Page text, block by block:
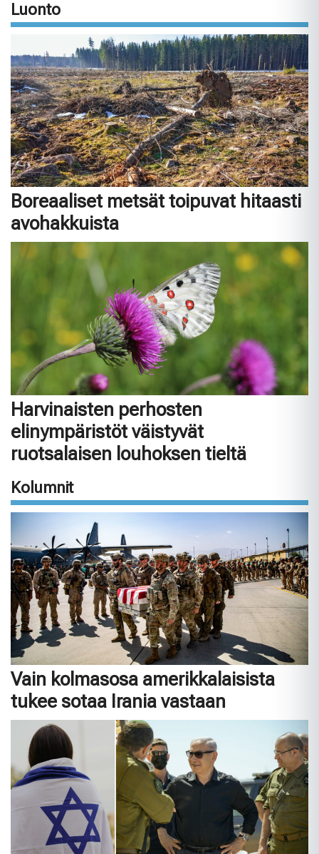
Luonto
Boreaaliset metsät toipuvat hitaasti
avohakkuista
Harvinaisten perhosten
elinympäristöt väistyvät
ruotsalaisen louhoksen tieltä
Kolumnit
Vain kolmasosa amerikkalaisista
tukee sotaa Irania vastaan